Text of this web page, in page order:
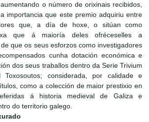
o número de orixinais recibidos,
importancia que este premio adquiriu entre
que, a día de hoxe, o sitúan como
que á maioría deles ofréceselles a
que os seus esforzos como investigadores
cunha dotación económica e
dos seus traballos dentro da Serie Trivium
Toxosoutos; considerada, por calidade e
como a colección de maior prestixio en
á historia medieval de Galiza e
do territorio galego.